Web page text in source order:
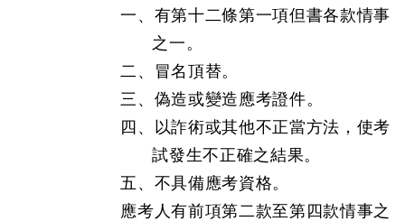
一、有第十二條第一項但書各款情事
之一。
二、冒名頂替。
三、偽造或變造應考證件。
四、以詐術或其他不正當方法，使考
試發生不正確之結果。
五、不具備應考資格。
應考人有前項第二款至第四款情事之